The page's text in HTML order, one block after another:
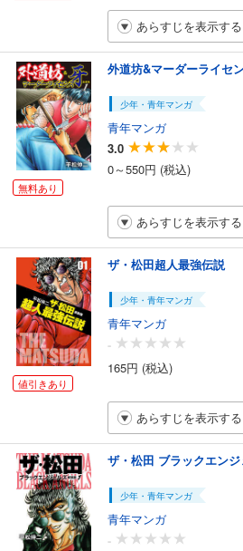
あらすじを表示する
無料あり
外道坊&マーダーライセ
少年・青年マンガ
青年マンガ
3.0
0～550円 (税込)
あらすじを表示する
値引きあり
ザ・松田超人最強伝説
少年・青年マンガ
青年マンガ
-
165円 (税込)
あらすじを表示する
ザ・松田 ブラックエンジ
少年・青年マンガ
青年マンガ
-